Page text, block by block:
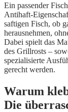
Ein passender
Antihaft-
saftigen Fisch, ob
herausnehmen,
Dabei spielt das
des Grillrosts –
spezialisierte
gerecht werden.
Warum
Die